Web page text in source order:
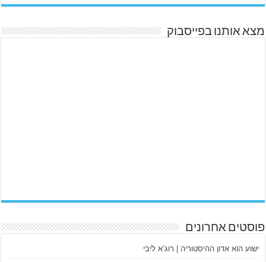
מצא אותנו בפייסבוק
פוסטים אחרונים
ישוע הוא אדון ההיסטוריה | רוג’א ליבי